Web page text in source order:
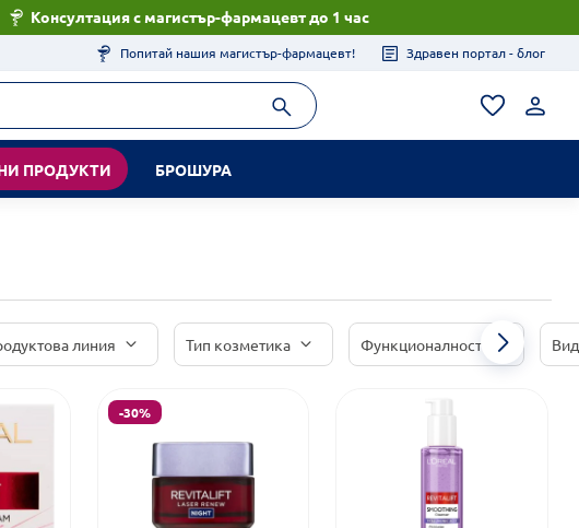
Консултация с магистър-фармацевт до 1 час
Попитай нашия магистър-фармацевт! Здравен портал - блог
ПРОДУКТИ БРОШУРА
линия Тип козметика Функционалност
-30%